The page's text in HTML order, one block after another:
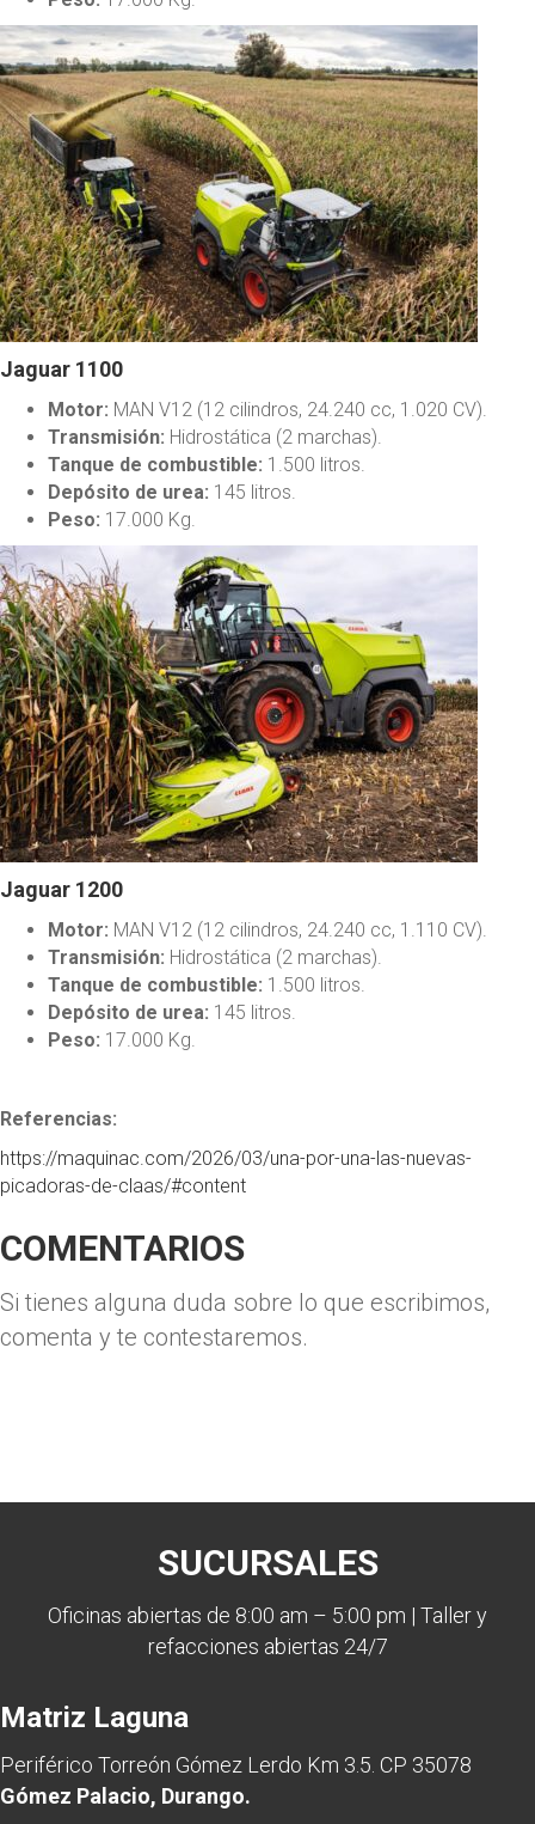
Jaguar 1100
Motor: MAN V12 (12 cilindros, 24.240 cc, 1.020 CV).
Transmisión: Hidrostática (2 marchas).
Tanque de combustible: 1.500 litros.
Depósito de urea: 145 litros.
Peso: 17.000 Kg.
Jaguar 1200
Motor: MAN V12 (12 cilindros, 24.240 cc, 1.110 CV).
Transmisión: Hidrostática (2 marchas).
Tanque de combustible: 1.500 litros.
Depósito de urea: 145 litros.
Peso: 17.000 Kg.
Referencias:
https://maquinac.com/2026/03/una-por-una-las-nuevas-
picadoras-de-claas/#content
COMENTARIOS
Si tienes alguna duda sobre lo que escribimos,
comenta y te contestaremos.
SUCURSALES
Oficinas abiertas de 8:00 am – 5:00 pm | Taller y
refacciones abiertas 24/7
Matriz Laguna
Periférico Torreón Gómez Lerdo Km 3.5. CP 35078
Gómez Palacio, Durango.